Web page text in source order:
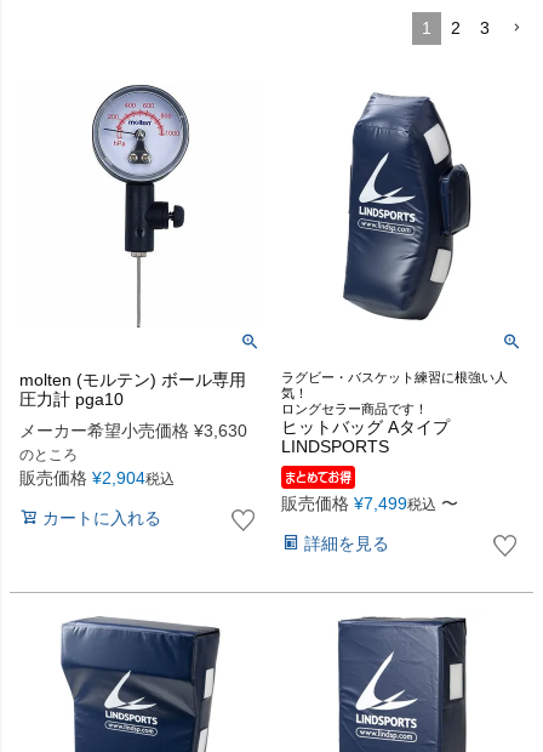
1 2 3
molten (モルテン) ボール専用
圧力計 pga10
メーカー希望小売価格 ¥3,630
のところ
販売価格 ¥2,904税込
カートに入れる
ラグビー・バスケット練習に根強い人
気！
ロングセラー商品です！
ヒットバッグ Aタイプ
LINDSPORTS
販売価格 ¥7,499税込 〜
詳細を見る